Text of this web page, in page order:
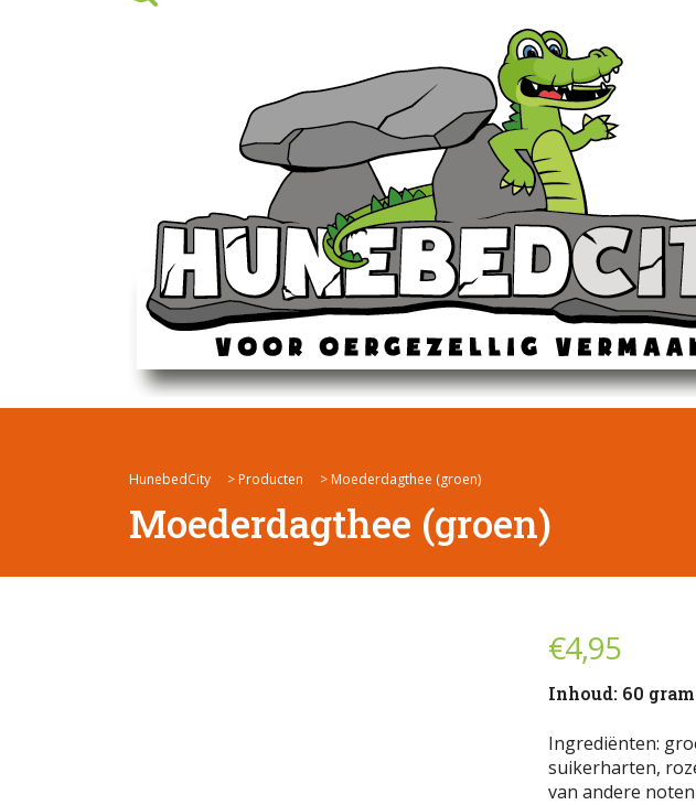
HunebedCity > Producten > Moederdagthee (groen)
Moederdagthee (groen)
€4,95
Inhoud: 60 gram
Ingrediënten:
suikerharten,
van andere